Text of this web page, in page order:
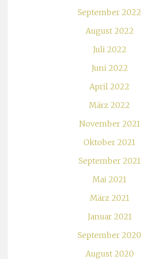
September 2022
August 2022
Juli 2022
Juni 2022
April 2022
März 2022
November 2021
Oktober 2021
September 2021
Mai 2021
März 2021
Januar 2021
September 2020
August 2020